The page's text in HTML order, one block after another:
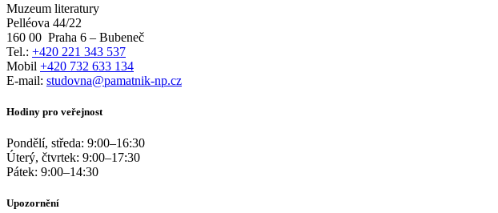
Muzeum literatury
Pelléova 44/22
160 00 Praha 6 – Bubeneč
Tel.: +420 221 343 537
Mobil +420 732 633 134
E-mail: studovna@pamatnik-np.cz
Hodiny pro veřejnost
Pondělí, středa: 9:00–16:30
Úterý, čtvrtek: 9:00–17:30
Pátek: 9:00–14:30
Upozornění